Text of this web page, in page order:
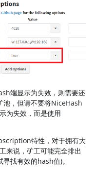
端显示为失效，则需要还
池，但请不要将NiceHash
为失效，而是使用
特性，对于拥有大
来说，矿工可能完全排出
找有效的hash值)。